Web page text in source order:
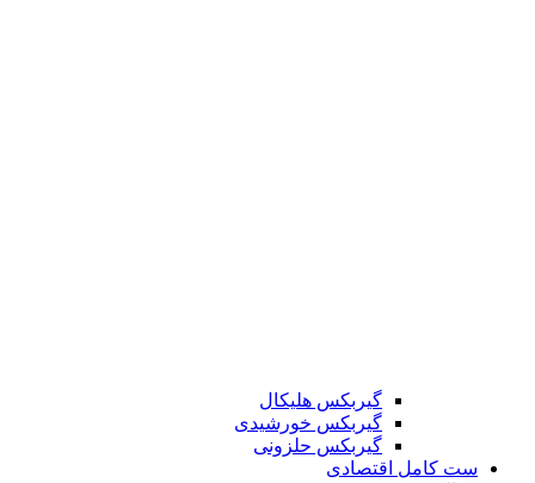
گیربکس هلیکال
گیربکس خورشیدی
گیربکس حلزونی
ست کامل اقتصادی